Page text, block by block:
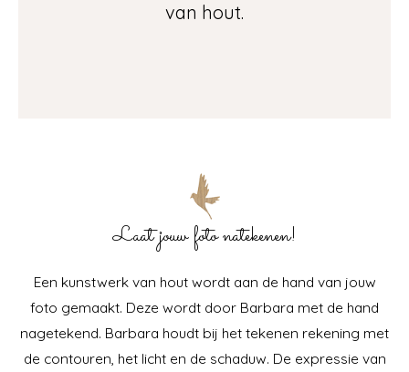
van hout.
Laat jouw foto natekenen!
Een kunstwerk van hout wordt aan de hand van jouw
foto gemaakt. Deze wordt door Barbara met de hand
nagetekend. Barbara houdt bij het tekenen rekening met
de contouren, het licht en de schaduw. De expressie van